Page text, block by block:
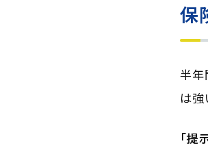
保
半年
は強
「